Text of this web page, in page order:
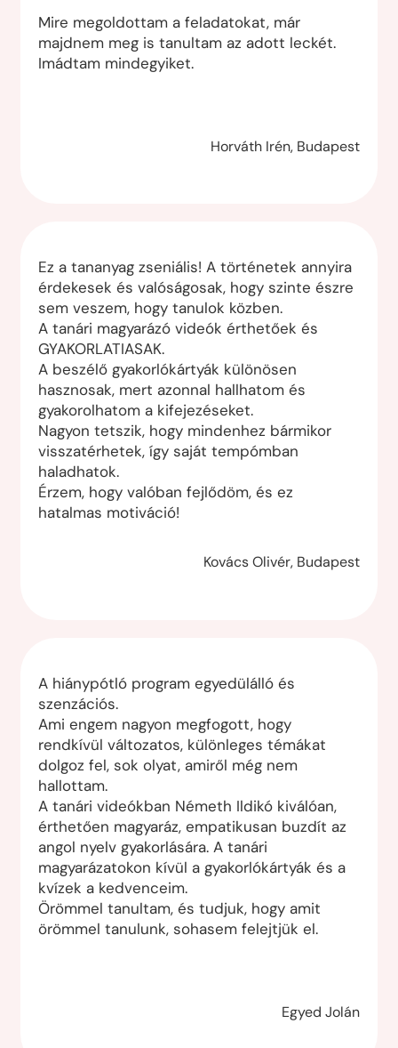
Mire megoldottam a feladatokat, már
majdnem meg is tanultam az adott leckét.
Imádtam mindegyiket.
Horváth Irén, Budapest
Ez a tananyag zseniális! A történetek annyira
érdekesek és valóságosak, hogy szinte észre
sem veszem, hogy tanulok közben.
A tanári magyarázó videók érthetőek és
GYAKORLATIASAK.
A beszélő gyakorlókártyák különösen
hasznosak, mert azonnal hallhatom és
gyakorolhatom a kifejezéseket.
Nagyon tetszik, hogy mindenhez bármikor
visszatérhetek, így saját tempómban
haladhatok.
Érzem, hogy valóban fejlődöm, és ez
hatalmas motiváció!
Kovács Olivér, Budapest
A hiánypótló program egyedülálló és
szenzációs.
Ami engem nagyon megfogott, hogy
rendkívül változatos, különleges témákat
dolgoz fel, sok olyat, amiről még nem
hallottam.
A tanári videókban Németh Ildikó kiválóan,
érthetően magyaráz, empatikusan buzdít az
angol nyelv gyakorlására. A tanári
magyarázatokon kívül a gyakorlókártyák és a
kvízek a kedvenceim.
Örömmel tanultam, és tudjuk, hogy amit
örömmel tanulunk, sohasem felejtjük el.
Egyed Jolán